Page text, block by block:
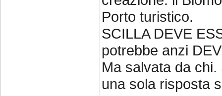
Porto turistico.
SCILLA DEVE
potrebbe anzi
Ma salvata da
una sola risposta